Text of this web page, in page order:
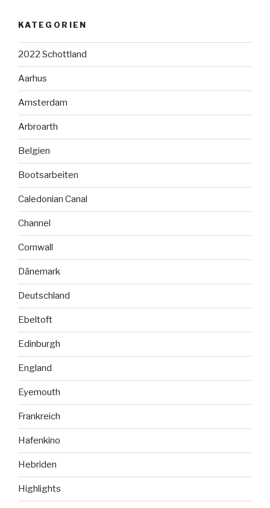
KATEGORIEN
2022 Schottland
Aarhus
Amsterdam
Arbroarth
Belgien
Bootsarbeiten
Caledonian Canal
Channel
Cornwall
Dänemark
Deutschland
Ebeltoft
Edinburgh
England
Eyemouth
Frankreich
Hafenkino
Hebriden
Highlights